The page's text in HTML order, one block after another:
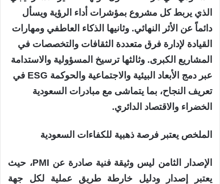
الذي يربط كل مشروع بمؤشرات أداء الرؤية ويسأل
دائماً عن الأثر النهائي. وثانيها الذكاء العاطفي ومهارات
القيادة لإدارة فرق متعددة الثقافات والتخصصات في
المشاريع الكبرى. وثالثها ترسيخ المسؤولية والاستدامة
عبر دمج الأبعاد البيئية والاجتماعية والحوكمة ESG في
تعريف النجاح، بما يتماشى مع مبادرات السعودية
الخضراء والاقتصاد الدائري.
الملخص يعتبر فرصة ذهبية للكفاءات السعودية
الإصدار الثامن ليس وثيقة فنية صادرة عن PMI، حيث
يعتبر إصدار ودليل خارطة طريق عملية لكل جهة